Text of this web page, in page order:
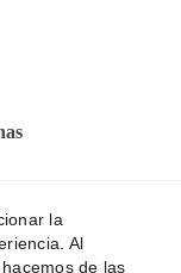
la
Al
de las